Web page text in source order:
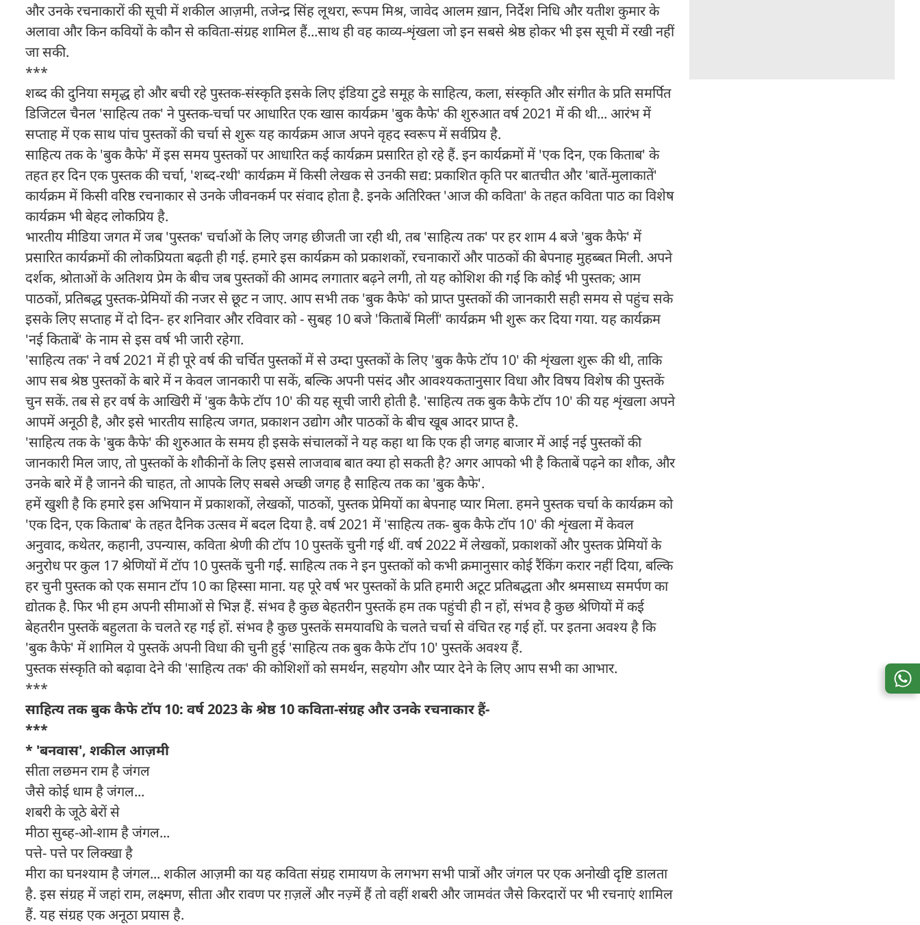
और उनके रचनाकारों की सूची में शकील आज़मी, तजेन्द्र सिंह लूथरा, रूपम मिश्र, जावेद आलम ख़ान, निर्देश निधि और यतीश कुमार के
अलावा और किन कवियों के कौन से कविता-संग्रह शामिल हैं...साथ ही वह काव्य-शृंखला जो इन सबसे श्रेष्ठ होकर भी इस सूची में रखी नहीं
जा सकी.
***
शब्द की दुनिया समृद्ध हो और बची रहे पुस्तक-संस्कृति इसके लिए इंडिया टुडे समूह के साहित्य, कला, संस्कृति और संगीत के प्रति समर्पित
डिजिटल चैनल 'साहित्य तक' ने पुस्तक-चर्चा पर आधारित एक खास कार्यक्रम 'बुक कैफे' की शुरुआत वर्ष 2021 में की थी... आरंभ में
सप्ताह में एक साथ पांच पुस्तकों की चर्चा से शुरू यह कार्यक्रम आज अपने वृहद स्वरूप में सर्वप्रिय है.
साहित्य तक के 'बुक कैफे' में इस समय पुस्तकों पर आधारित कई कार्यक्रम प्रसारित हो रहे हैं. इन कार्यक्रमों में 'एक दिन, एक किताब' के
तहत हर दिन एक पुस्तक की चर्चा, 'शब्द-रथी' कार्यक्रम में किसी लेखक से उनकी सद्य: प्रकाशित कृति पर बातचीत और 'बातें-मुलाकातें'
कार्यक्रम में किसी वरिष्ठ रचनाकार से उनके जीवनकर्म पर संवाद होता है. इनके अतिरिक्त 'आज की कविता' के तहत कविता पाठ का विशेष
कार्यक्रम भी बेहद लोकप्रिय है.
भारतीय मीडिया जगत में जब 'पुस्तक' चर्चाओं के लिए जगह छीजती जा रही थी, तब 'साहित्य तक' पर हर शाम 4 बजे 'बुक कैफे' में
प्रसारित कार्यक्रमों की लोकप्रियता बढ़ती ही गई. हमारे इस कार्यक्रम को प्रकाशकों, रचनाकारों और पाठकों की बेपनाह मुहब्बत मिली. अपने
दर्शक, श्रोताओं के अतिशय प्रेम के बीच जब पुस्तकों की आमद लगातार बढ़ने लगी, तो यह कोशिश की गई कि कोई भी पुस्तक; आम
पाठकों, प्रतिबद्ध पुस्तक-प्रेमियों की नजर से छूट न जाए. आप सभी तक 'बुक कैफे' को प्राप्त पुस्तकों की जानकारी सही समय से पहुंच सके
इसके लिए सप्ताह में दो दिन- हर शनिवार और रविवार को - सुबह 10 बजे 'किताबें मिलीं' कार्यक्रम भी शुरू कर दिया गया. यह कार्यक्रम
'नई किताबें' के नाम से इस वर्ष भी जारी रहेगा.
'साहित्य तक' ने वर्ष 2021 में ही पूरे वर्ष की चर्चित पुस्तकों में से उम्दा पुस्तकों के लिए 'बुक कैफे टॉप 10' की शृंखला शुरू की थी, ताकि
आप सब श्रेष्ठ पुस्तकों के बारे में न केवल जानकारी पा सकें, बल्कि अपनी पसंद और आवश्यकतानुसार विधा और विषय विशेष की पुस्तकें
चुन सकें. तब से हर वर्ष के आखिरी में 'बुक कैफे टॉप 10' की यह सूची जारी होती है. 'साहित्य तक बुक कैफे टॉप 10' की यह शृंखला अपने
आपमें अनूठी है, और इसे भारतीय साहित्य जगत, प्रकाशन उद्योग और पाठकों के बीच खूब आदर प्राप्त है.
'साहित्य तक के 'बुक कैफे' की शुरुआत के समय ही इसके संचालकों ने यह कहा था कि एक ही जगह बाजार में आई नई पुस्तकों की
जानकारी मिल जाए, तो पुस्तकों के शौकीनों के लिए इससे लाजवाब बात क्या हो सकती है? अगर आपको भी है किताबें पढ़ने का शौक, और
उनके बारे में है जानने की चाहत, तो आपके लिए सबसे अच्छी जगह है साहित्य तक का 'बुक कैफे'.
हमें खुशी है कि हमारे इस अभियान में प्रकाशकों, लेखकों, पाठकों, पुस्तक प्रेमियों का बेपनाह प्यार मिला. हमने पुस्तक चर्चा के कार्यक्रम को
'एक दिन, एक किताब' के तहत दैनिक उत्सव में बदल दिया है. वर्ष 2021 में 'साहित्य तक- बुक कैफे टॉप 10' की शृंखला में केवल
अनुवाद, कथेतर, कहानी, उपन्यास, कविता श्रेणी की टॉप 10 पुस्तकें चुनी गई थीं. वर्ष 2022 में लेखकों, प्रकाशकों और पुस्तक प्रेमियों के
अनुरोध पर कुल 17 श्रेणियों में टॉप 10 पुस्तकें चुनी गईं. साहित्य तक ने इन पुस्तकों को कभी क्रमानुसार कोई रैंकिंग करार नहीं दिया, बल्कि
हर चुनी पुस्तक को एक समान टॉप 10 का हिस्सा माना. यह पूरे वर्ष भर पुस्तकों के प्रति हमारी अटूट प्रतिबद्धता और श्रमसाध्य समर्पण का
द्योतक है. फिर भी हम अपनी सीमाओं से भिज्ञ हैं. संभव है कुछ बेहतरीन पुस्तकें हम तक पहुंची ही न हों, संभव है कुछ श्रेणियों में कई
बेहतरीन पुस्तकें बहुलता के चलते रह गई हों. संभव है कुछ पुस्तकें समयावधि के चलते चर्चा से वंचित रह गई हों. पर इतना अवश्य है कि
'बुक कैफे' में शामिल ये पुस्तकें अपनी विधा की चुनी हुई 'साहित्य तक बुक कैफे टॉप 10' पुस्तकें अवश्य हैं.
पुस्तक संस्कृति को बढ़ावा देने की 'साहित्य तक' की कोशिशों को समर्थन, सहयोग और प्यार देने के लिए आप सभी का आभार.
***
साहित्य तक बुक कैफे टॉप 10: वर्ष 2023 के श्रेष्ठ 10 कविता-संग्रह और उनके रचनाकार हैं-
***
* 'बनवास', शकील आज़मी
सीता लछमन राम है जंगल
जैसे कोई धाम है जंगल...
शबरी के जूठे बेरों से
मीठा सुब्ह-ओ-शाम है जंगल...
पत्ते- पत्ते पर लिक्खा है
मीरा का घनश्याम है जंगल... शकील आज़मी का यह कविता संग्रह रामायण के लगभग सभी पात्रों और जंगल पर एक अनोखी दृष्टि डालता
है. इस संग्रह में जहां राम, लक्ष्मण, सीता और रावण पर ग़ज़लें और नज़्में हैं तो वहीं शबरी और जामवंत जैसे किरदारों पर भी रचनाएं शामिल
हैं. यह संग्रह एक अनूठा प्रयास है.